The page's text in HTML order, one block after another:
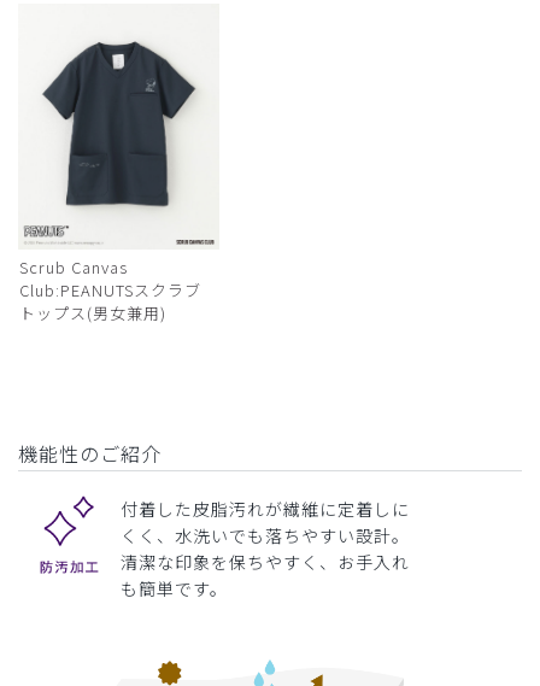
Scrub Canvas
Club:PEANUTSスクラブ
トップス(男女兼用)
機能性のご紹介
付着した皮脂汚れが繊維に定着しに
くく、水洗いでも落ちやすい設計。
清潔な印象を保ちやすく、お手入れ
も簡単です。